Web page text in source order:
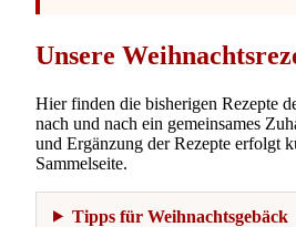
Unsere
Hier finden die bisherigen Rezepte
nach und nach ein gemeinsames
und Ergänzung der Rezepte erfolgt
Sammelseite.
Tipps für Weihnachtsgebäck